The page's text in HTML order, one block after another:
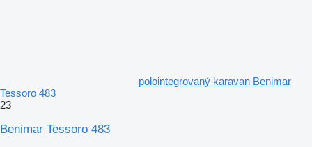
polointegrovaný karavan Benimar
Tessoro 483
23
Benimar Tessoro 483